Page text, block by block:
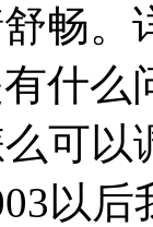
畅。
什么
可
以